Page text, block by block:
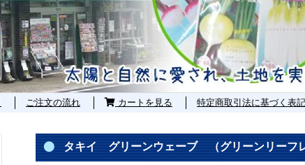
ご注文の流れ カートを見る 特定商取引法に基づく表記
タキイ グリーンウェーブ （グリーンリーフ